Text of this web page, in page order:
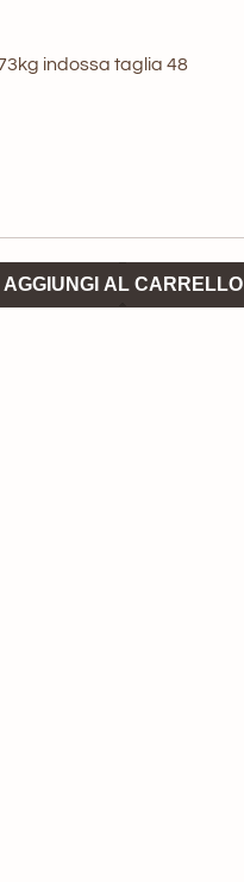
indossa taglia 48
AGGIUNGI AL CARRELLO